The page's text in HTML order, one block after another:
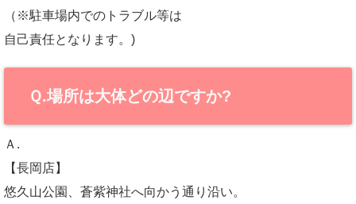
（※駐車場内でのトラブル等は
自己責任となります。)
Ｑ.場所は大体どの辺ですか?
Ａ.
【長岡店】
悠久山公園、蒼紫神社へ向かう通り沿い。